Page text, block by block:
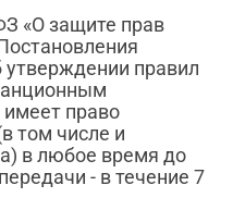
«О защите прав
правил
имеет право
том числе и
в любое время до
- в течение 7